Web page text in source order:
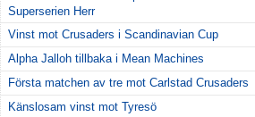
Superserien Herr
Vinst mot Crusaders i Scandinavian Cup
Alpha Jalloh tillbaka i Mean Machines
Första matchen av tre mot Carlstad Crusaders
Känslosam vinst mot Tyresö